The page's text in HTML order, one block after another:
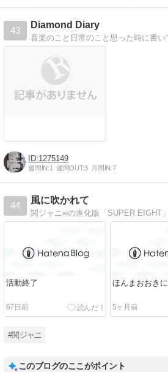
43
Diamond Diary
1275149
週間IN:1 週間OUT:3 月間IN:7
44
風に吹かれて
活動終了
67日前
ほんまおおきに
5ヶ月前
#関ジャニ
このブログのここがポイント